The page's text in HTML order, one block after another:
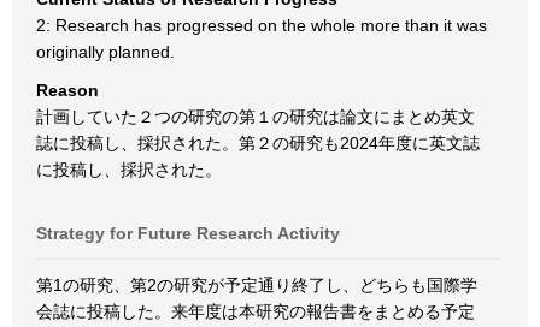
2: Research has progressed on the whole more than it was
originally planned.
Reason
計画していた２つの研究の第１の研究は論文にまとめ英文
誌に投稿し、採択された。第２の研究も2024年度に英文誌
に投稿し、採択された。
Strategy for Future Research Activity
第1の研究、第2の研究が予定通り終了し、どちらも国際学
会誌に投稿した。来年度は本研究の報告書をまとめる予定